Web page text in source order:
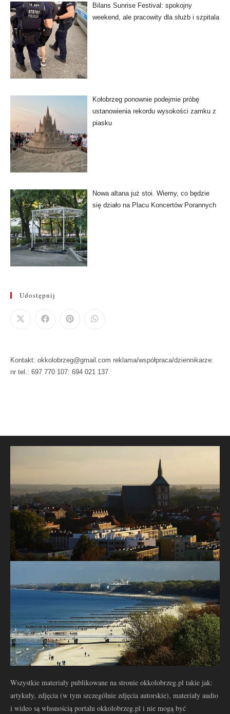
Bilans Sunrise Festival: spokojny
weekend, ale pracowity dla służb i szpitala
Kołobrzeg ponownie podejmie próbę
ustanowienia rekordu wysokości zamku z
piasku
Nowa altana już stoi. Wiemy, co będzie
się działo na Placu Koncertów Porannych
Udostępnij
Kontakt: okkolobrzeg@gmail.com reklama/współpraca/dziennikarze:
nr tel.: 697 770 107: 694 021 137
Wszystkie materiały publikowane na stronie okkolobrzeg.pl takie jak:
artykuły, zdjęcia (w tym szczególnie zdjęcia autorskie), materiały audio
i wideo są własnością portalu okkolobrzeg.pl i nie mogą być